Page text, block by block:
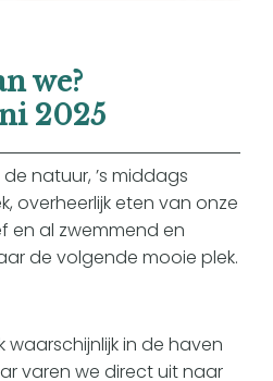
we?
2025
natuur, ’s middags
overheerlijk eten van onze
en al zwemmend en
de volgende mooie plek.
waarschijnlijk in de haven
varen we direct uit naar